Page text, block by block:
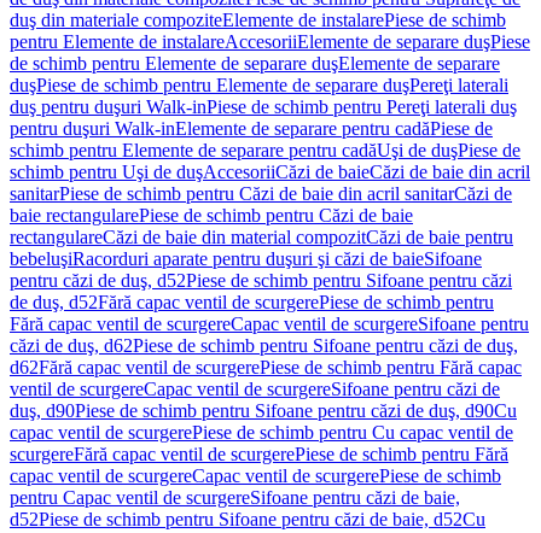
duş din materiale compoziteElemente de instalarePiese de schimb
pentru Elemente de instalareAccesoriiElemente de separare duşPiese
de schimb pentru Elemente de separare duşElemente de separare
duşPiese de schimb pentru Elemente de separare duşPereţi laterali
duş pentru duşuri Walk-inPiese de schimb pentru Pereţi laterali duş
pentru duşuri Walk-inElemente de separare pentru cadăPiese de
schimb pentru Elemente de separare pentru cadăUşi de duşPiese de
schimb pentru Uşi de duşAccesoriiCăzi de baieCăzi de baie din acril
sanitarPiese de schimb pentru Căzi de baie din acril sanitarCăzi de
baie rectangularePiese de schimb pentru Căzi de baie
rectangulareCăzi de baie din material compozitCăzi de baie pentru
bebeluşiRacorduri aparate pentru duşuri şi căzi de baieSifoane
pentru căzi de duş, d52Piese de schimb pentru Sifoane pentru căzi
de duş, d52Fără capac ventil de scurgerePiese de schimb pentru
Fără capac ventil de scurgereCapac ventil de scurgereSifoane pentru
căzi de duş, d62Piese de schimb pentru Sifoane pentru căzi de duş,
d62Fără capac ventil de scurgerePiese de schimb pentru Fără capac
ventil de scurgereCapac ventil de scurgereSifoane pentru căzi de
duş, d90Piese de schimb pentru Sifoane pentru căzi de duş, d90Cu
capac ventil de scurgerePiese de schimb pentru Cu capac ventil de
scurgereFără capac ventil de scurgerePiese de schimb pentru Fără
capac ventil de scurgereCapac ventil de scurgerePiese de schimb
pentru Capac ventil de scurgereSifoane pentru căzi de baie,
d52Piese de schimb pentru Sifoane pentru căzi de baie, d52Cu